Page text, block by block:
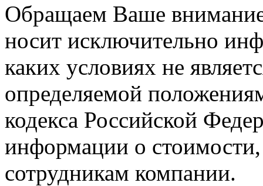
Обращаем Ваше
носит исключительно
каких условиях не
определяемой
кодекса Российской
информации о
сотрудникам компании.